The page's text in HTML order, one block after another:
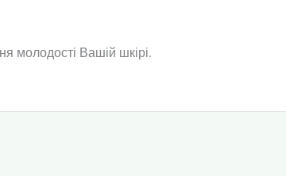
молодості Вашій шкірі.